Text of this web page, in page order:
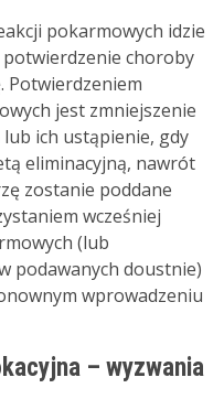
pokarmowych idzie
choroby
Potwierdzeniem
jest zmniejszenie
ich ustąpienie, gdy
eliminacyjną, nawrót
zostanie poddane
wcześniej
(lub
podawanych doustnie)
wprowadzeniu
– wyzwania